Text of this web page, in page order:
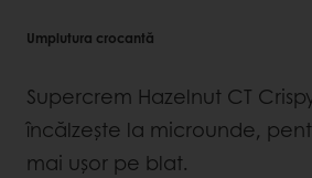
Umplutura crocantă
Supercrem Hazelnut CT
încălzeşte la microunde,
mai uşor pe blat.